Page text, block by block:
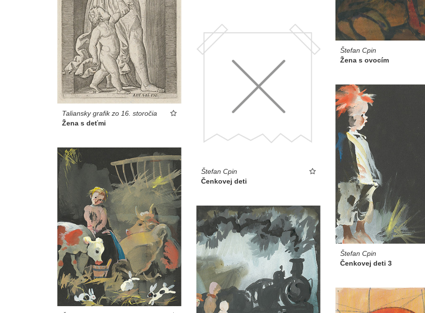
Taliansky grafik zo 16. storočia
Žena s deťmi
Štefan Cpin
Žena s ovocím
Štefan Cpin
Čenkovej deti
Štefan Cpin
Čenkovej deti 3